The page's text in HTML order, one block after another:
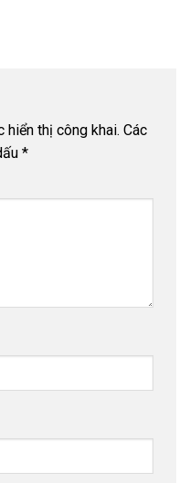
hiển thị công khai. Các
*